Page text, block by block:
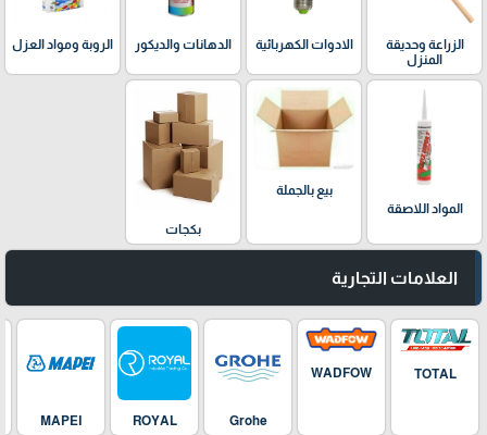
الزراعة وحديقة
المنزل
الادوات الكهربائية الدهانات والديكور الروبة ومواد العزل
المواد اللاصقة
بيع بالجملة
بكجات
العلامات التجارية
TOTAL
WADFOW
Grohe
ROYAL
MAPEI